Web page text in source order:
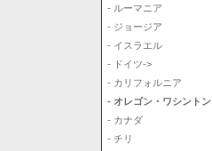
- ルーマニア
- ジョージア
- イスラエル
- ドイツ->
- カリフォルニア
- オレゴン・ワシントン
- カナダ
- チリ